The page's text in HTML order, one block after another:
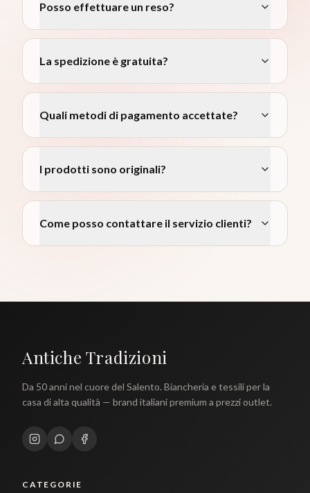
Posso effettuare un reso?
La spedizione è gratuita?
Quali metodi di pagamento accettate?
I prodotti sono originali?
Come posso contattare il servizio clienti?
Antiche Tradizioni
Da 50 anni nel cuore del Salento. Biancheria e tessili per la
casa di alta qualità — brand italiani premium a prezzi outlet.
CATEGORIE